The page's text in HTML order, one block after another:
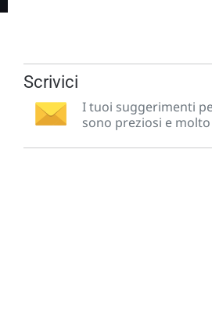
Scrivici
I tuoi suggerimenti
sono preziosi e